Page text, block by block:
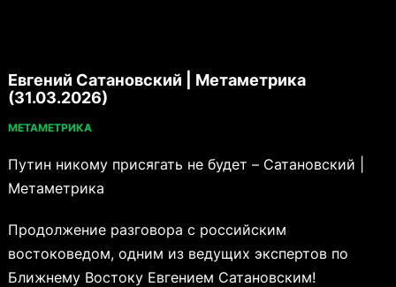
Евгений Сатановский | Метаметрика
(31.03.2026)
МЕТАМЕТРИКА
Путин никому присягать не будет – Сатановский |
Метаметрика
Продолжение разговора с российским
востоковедом, одним из ведущих экспертов по
Ближнему Востоку Евгением Сатановским!